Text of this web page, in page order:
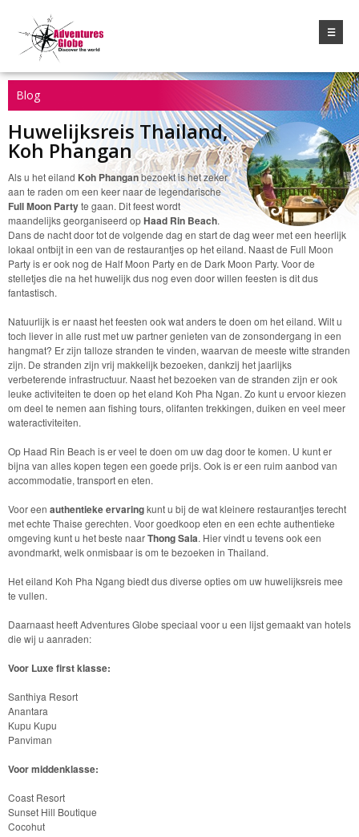
☰
Blog
Huwelijksreis Thailand,
Koh Phangan
Als u het eiland Koh Phanganbezoekt is het zeker
aan te raden om een keer naar de legendarische
Full Moon Partyte gaan. Dit feest wordt
maandelijks georganiseerd opHaad Rin Beach.
Dans de nacht door tot de volgende dag en start de dag weer met een heerlijk
lokaal ontbijt in een van de restaurantjes op het eiland. Naast de Full Moon
Party is er ook nog de Half Moon Party en de Dark Moon Party. Voor de
stelletjes die na het huwelijk dus nog even door willen feesten is dit dus
fantastisch.
Natuurlijk is er naast het feesten ook wat anders te doen om het eiland. Wilt u
toch liever in alle rust met uw partner genieten van de zonsondergang in een
hangmat? Er zijn talloze stranden te vinden, waarvan de meeste witte stranden
zijn. De stranden zijn vrij makkelijk bezoeken, dankzij het jaarlijks
verbeterende infrastructuur. Naast het bezoeken van de stranden zijn er ook
leuke activiteiten te doen op het eland Koh Pha Ngan. Zo kunt u ervoor kiezen
om deel te nemen aan fishing tours, olifanten trekkingen, duiken en veel meer
wateractiviteiten.
Op Haad Rin Beach is er veel te doen om uw dag door te komen. U kunt er
bijna van alles kopen tegen een goede prijs. Ook is er een ruim aanbod van
accommodatie, transport en eten.
Voor een authentieke ervaringkunt u bij de wat kleinere restaurantjes terecht
met echte Thaise gerechten. Voor goedkoop eten en een echte authentieke
omgeving kunt u het beste naarThong Sala. Hier vindt u tevens ook een
avondmarkt, welk onmisbaar is om te bezoeken in Thailand.
Het eiland Koh Pha Ngang biedt dus diverse opties om uw huwelijksreis mee
te vullen.
Daarnaast heeft Adventures Globe speciaal voor u een lijst gemaakt van hotels
die wij u aanraden:
Voor Luxe first klasse:
Santhiya Resort
Anantara
Kupu Kupu
Panviman
Voor middenklasse:
Coast Resort
Sunset Hill Boutique
Cocohut